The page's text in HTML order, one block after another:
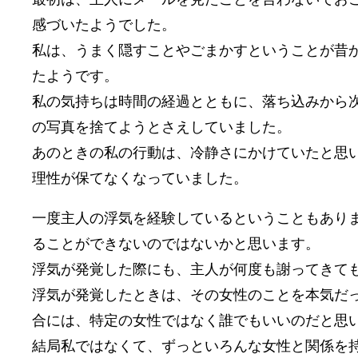
感づいたようでした。
私は、うまく隠すことやごまかすということが
たようです。
私の気持ちは時間の経過とともに、落ち込みか
の写真を捨てようとさえしていました。
あのときの私の行動は、冷静さにかけていたと思
理性が保てなくなっていました。
一度主人の浮気を経験しているということもあ
ることができないのではないかと思います。
浮気が発覚した際にも、主人が何度も謝ってき
浮気が発覚したときは、その女性のことを本気
合には、特定の女性ではなく誰でもいいのだと思
結局私ではなくて、ずっといろんな女性と関係